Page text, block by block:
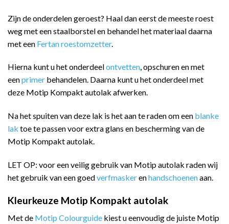
Zijn de onderdelen geroest? Haal dan eerst de meeste roest
weg met een staalborstel en behandel het materiaal daarna
met een Fertan roestomzetter.
Hierna kunt u het onderdeelontvetten, opschuren en met
eenprimer behandelen. Daarna kunt u het onderdeel met
deze Motip Kompakt autolak afwerken.
Na het spuiten van deze lak is het aan te raden om een blanke
lak toe te passen voor extra glans en bescherming van de
Motip Kompakt autolak.
LET OP: voor een veilig gebruik van Motip autolak raden wij
het gebruik van een goedverfmaskerenhandschoenenaan.
Kleurkeuze Motip Kompakt autolak
Met de Motip Colourguide kiest u eenvoudig de juiste Motip